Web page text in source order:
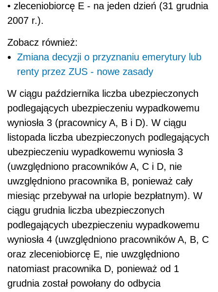
• zleceniobiorcę E - na jeden dzień (31 grudnia
2007 r.).
Zobacz również:
Zmiana decyzji o przyznaniu emerytury lub
renty przez ZUS - nowe zasady
W ciągu października liczba ubezpieczonych
podlegających ubezpieczeniu wypadkowemu
wyniosła 3 (pracownicy A, B i D). W ciągu
listopada liczba ubezpieczonych podlegających
ubezpieczeniu wypadkowemu wyniosła 3
(uwzględniono pracowników A, C i D, nie
uwzględniono pracownika B, ponieważ cały
miesiąc przebywał na urlopie bezpłatnym). W
ciągu grudnia liczba ubezpieczonych
podlegających ubezpieczeniu wypadkowemu
wyniosła 4 (uwzględniono pracowników A, B, C
oraz zleceniobiorcę E, nie uwzględniono
natomiast pracownika D, ponieważ od 1
grudnia został powołany do odbycia